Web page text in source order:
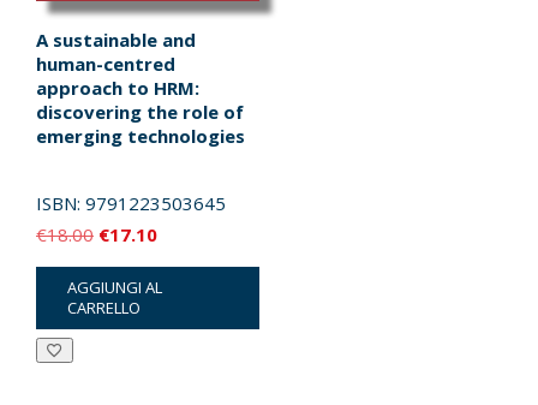
A sustainable and
human-centred
approach to HRM:
discovering the role of
emerging technologies
ISBN: 9791223503645
€18.00 Il
prezzo
originale
era:
€17.10Il
prezzo
attuale
è:
AGGIUNGI AL
CARRELLO